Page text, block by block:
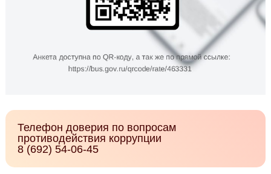
Телефон доверия по вопросам
противодействия коррупции
8 (692) 54-06-45